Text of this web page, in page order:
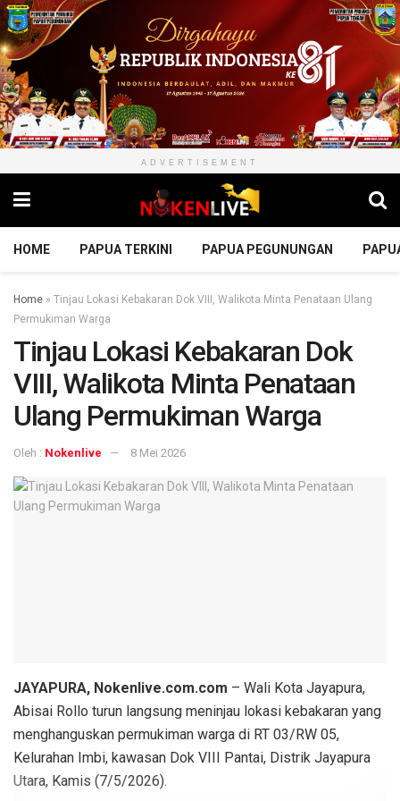
ADVERTISEMENT
HOME PAPUA TERKINI PAPUA PEGUNUNGAN
Home » Tinjau Lokasi Kebakaran Dok VIII, Walikota Minta Penataan Ulang
Permukiman Warga
Tinjau Lokasi Kebakaran Dok
VIII, Walikota Minta Penataan
Ulang Permukiman Warga
Oleh : Nokenlive 8 Mei 2026
JAYAPURA, Nokenlive.com.com – Wali Kota Jayapura,
Abisai Rollo turun langsung meninjau lokasi kebakaran yang
menghanguskan permukiman warga di RT 03/RW 05,
Kelurahan Imbi, kawasan Dok VIII Pantai, Distrik Jayapura
Utara, Kamis (7/5/2026).